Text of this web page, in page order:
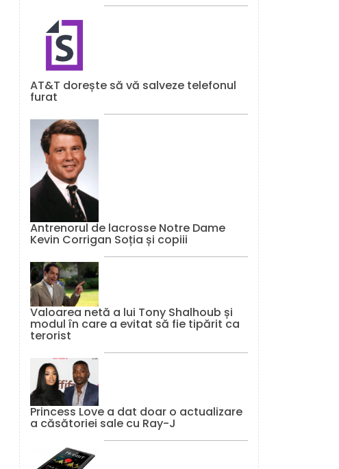
AT&T dorește să vă salveze telefonul
furat
Antrenorul de lacrosse Notre Dame
Kevin Corrigan Soția și copiii
Valoarea netă a lui Tony Shalhoub și
modul în care a evitat să fie tipărit ca
terorist
Princess Love a dat doar o actualizare
a căsătoriei sale cu Ray-J